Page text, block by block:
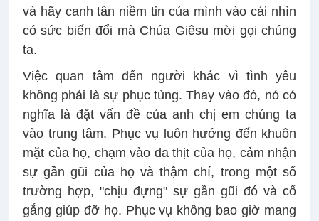
và hãy canh tân niềm tin của mình vào cái nhìn
có sức biến đổi mà Chúa Giêsu mời gọi chúng
ta.
Việc quan tâm đến người khác vì tình yêu
không phải là sự phục tùng. Thay vào đó, nó có
nghĩa là đặt vấn đề của anh chị em chúng ta
vào trung tâm. Phục vụ luôn hướng đến khuôn
mặt của họ, chạm vào da thịt của họ, cảm nhận
sự gần gũi của họ và thậm chí, trong một số
trường hợp, "chịu đựng" sự gần gũi đó và cố
gắng giúp đỡ họ. Phục vụ không bao giờ mang